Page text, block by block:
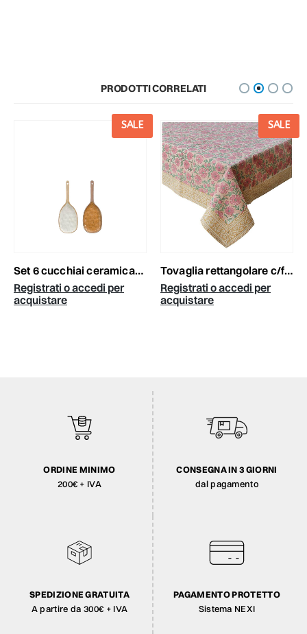
PRODOTTI CORRELATI
SALE
set 6 cucchiai ceramica20,5x8 cm h.1 cm -elm- beige/marrone
Registrati o accedi per
acquistare
SALE
tovaglia rettangolare c/fiori 210x150 cm beige/rosa/verde/ocra
Registrati o accedi per
acquistare
ORDINE MINIMO
200€ + IVA
CONSEGNA IN 3 GIORNI
dal pagamento
SPEDIZIONE GRATUITA
A partire da 300€ + IVA
PAGAMENTO PROTETTO
Sistema NEXI